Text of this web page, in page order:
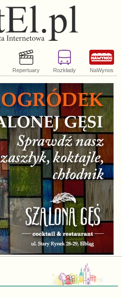
Repertuary Rozkłady NaWynos